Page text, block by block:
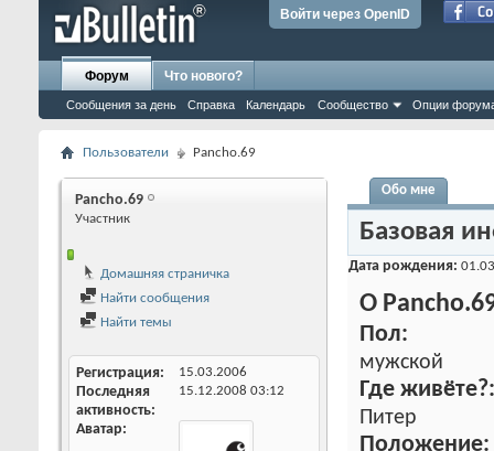
Войти через OpenID
Форум
Сообщения за день Справка Календарь Сообщество Опции
Что нового?
Пользователи Pancho.69
Pancho.69
Участник
Домашняя страничка
Найти сообщения
Найти темы
Регистрация 15.03.2006
Последняя
активность
15.12.2008 03:12
Аватар
Обо мне
Базовая
Дата рождения
О
Пол:
мужской
Где живёте?:
Питер
Положение: